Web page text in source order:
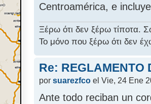
Centroamérica, e
Ξέρω ότι δεν ξέρω τίποτα.
Το μόνο που ξέρω ότι δεν
Re: REGLAMENTO
por suarezfco el Vie, 24 Ene
Ante todo reciban un